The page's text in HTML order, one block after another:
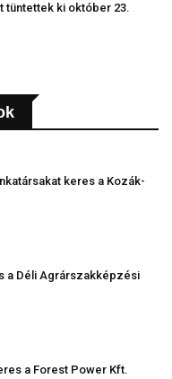
tüntettek ki október 23.
keres a Kozák-
a Déli Agrárszakképzési
a Forest Power Kft.